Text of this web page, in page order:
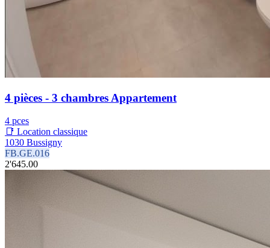
4 pièces - 3 chambres Appartement
4 pces
📑 Location classique
1030 Bussigny
FB.GE.016
2'645.00